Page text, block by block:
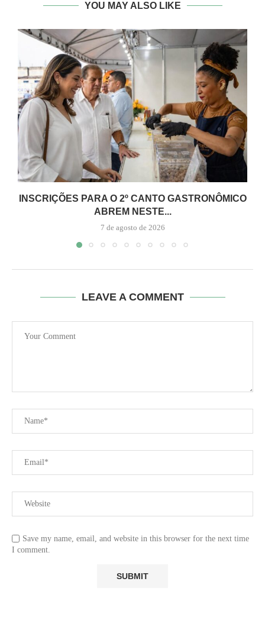
YOU MAY ALSO LIKE
INSCRIÇÕES PARA O 2º CANTO GASTRONÔMICO
ABREM NESTE...
7 de agosto de 2026
LEAVE A COMMENT
Save my name, email, and website in this browser for the next time
I comment.